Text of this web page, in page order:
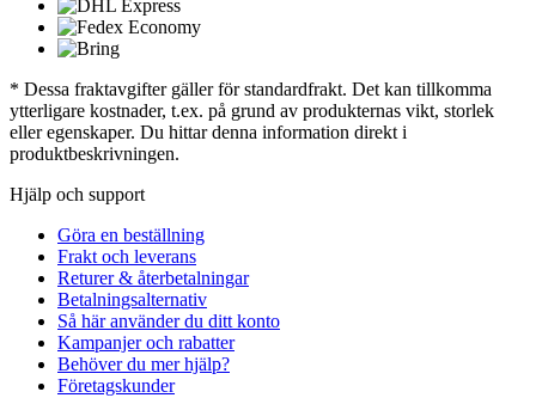
* Dessa fraktavgifter gäller för standardfrakt. Det kan tillkomma
ytterligare kostnader, t.ex. på grund av produkternas vikt, storlek
eller egenskaper. Du hittar denna information direkt i
produktbeskrivningen.
Hjälp och support
Göra en beställning
Frakt och leverans
Returer & återbetalningar
Betalningsalternativ
Så här använder du ditt konto
Kampanjer och rabatter
Behöver du mer hjälp?
Företagskunder